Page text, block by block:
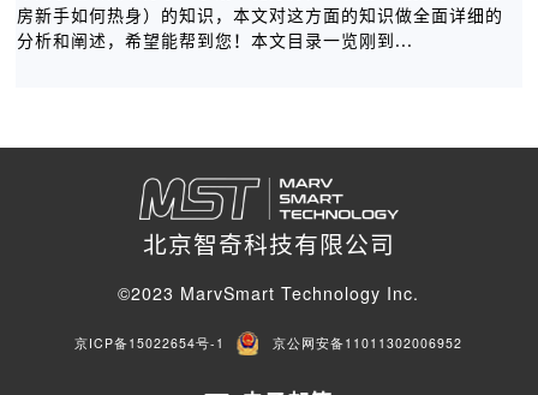
房新手如何热身）的知识，本文对这方面的知识做全面详细的
分析和阐述，希望能帮到您！本文目录一览刚到...
北京智奇科技有限公司
©2023 MarvSmart Technology Inc.
京ICP备15022654号-1 京公网安备11011302006952